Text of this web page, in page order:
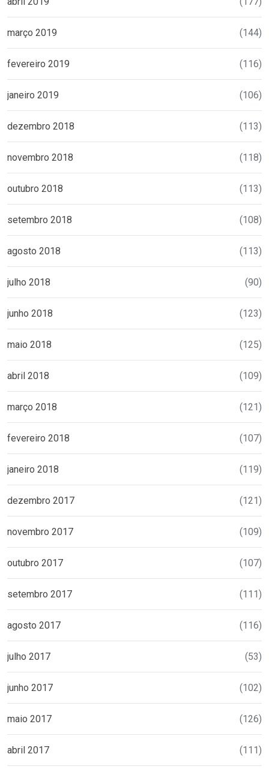
março 2019 (144)
fevereiro 2019 (116)
janeiro 2019 (106)
dezembro 2018 (113)
novembro 2018 (118)
outubro 2018 (113)
setembro 2018 (108)
agosto 2018 (113)
julho 2018 (90)
junho 2018 (123)
maio 2018 (125)
abril 2018 (109)
março 2018 (121)
fevereiro 2018 (107)
janeiro 2018 (119)
dezembro 2017 (121)
novembro 2017 (109)
outubro 2017 (107)
setembro 2017 (111)
agosto 2017 (116)
julho 2017 (53)
junho 2017 (102)
maio 2017 (126)
abril 2017 (111)